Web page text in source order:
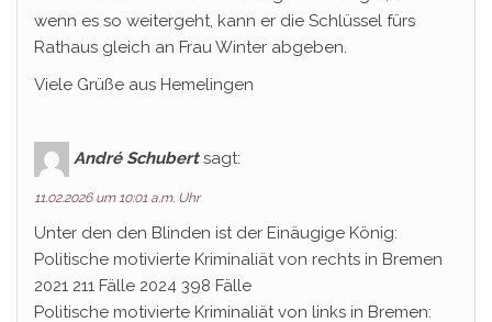
wenn es so weitergeht, kann er die Schlüssel fürs
Rathaus gleich an Frau Winter abgeben.
Viele Grüße aus Hemelingen
André Schubert sagt:
11.02.2026 um 10:01 a.m. Uhr
Unter den den Blinden ist der Einäugige König:
Politische motivierte Kriminaliät von rechts in Bremen
2021 211 Fälle 2024 398 Fälle
Politische motivierte Kriminaliät von links in Bremen: